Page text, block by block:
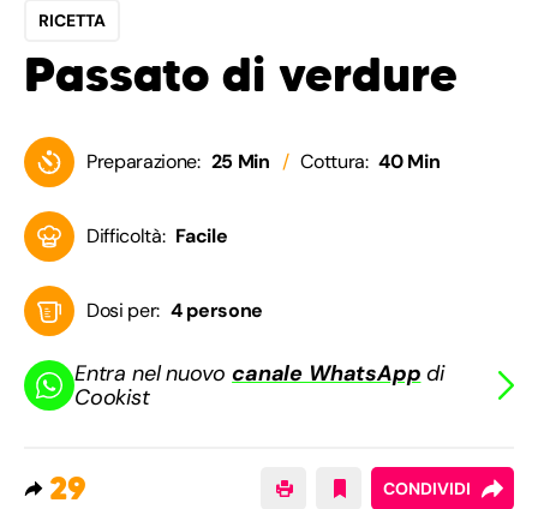
RICETTA
Passato di verdure
Preparazione: 25 Min Cottura: 40 Min
Difficoltà: Facile
Dosi per: 4 persone
Entra nel nuovocanale WhatsApp di
Cookist
29 CONDIVIDI